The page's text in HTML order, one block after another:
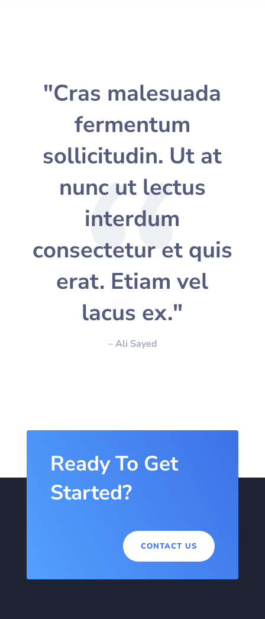
"Cras malesuada
fermentum
sollicitudin. Ut at
nunc ut lectus
interdum
consectetur et quis
erat. Etiam vel
lacus ex."
– Ali Sayed
Ready To Get
Started?
CONTACT US